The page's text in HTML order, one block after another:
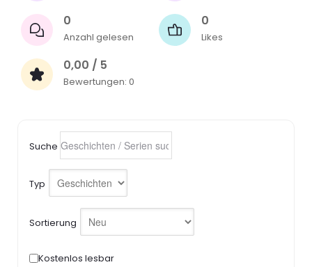
0
Anzahl gelesen
0
Likes
0,00 / 5
Bewertungen: 0
Suche
Typ
Sortierung
Kostenlos lesbar